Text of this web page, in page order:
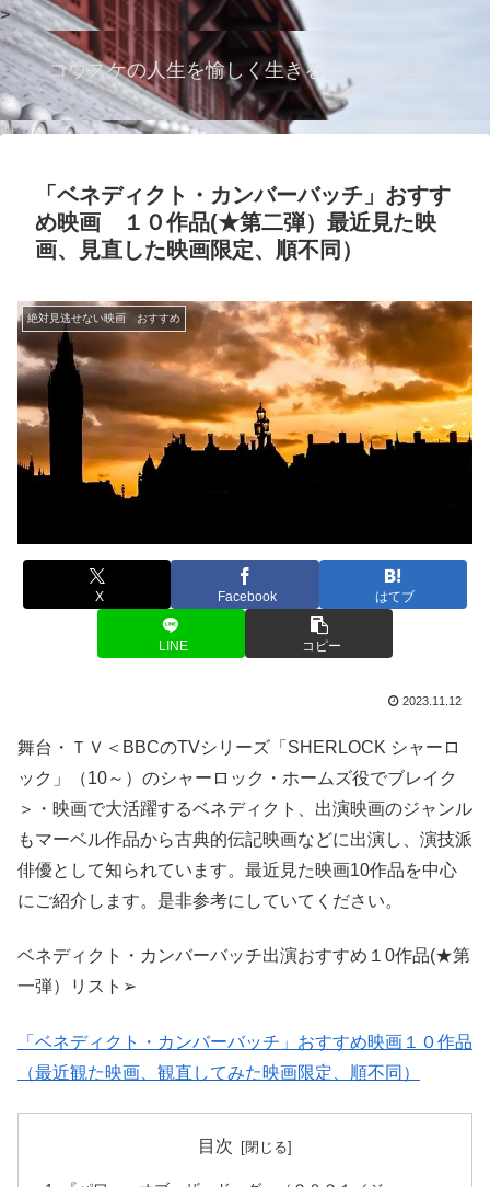
>
コウスケの人生を愉しく生きるためのブログ
「ベネディクト・カンバーバッチ」おすす
め映画 １０作品(★第二弾）最近見た映
画、見直した映画限定、順不同）
絶対見逃せない映画 おすすめ
X Facebook はてブ
LINE コピー
2023.11.12
舞台・ＴＶ＜BBCのTVシリーズ「SHERLOCK シャーロ
ック」（10～）のシャーロック・ホームズ役でブレイク
＞・映画で大活躍するベネディクト、出演映画のジャンル
もマーベル作品から古典的伝記映画などに出演し、演技派
俳優として知られています。最近見た映画10作品を中心
にご紹介します。是非参考にしていてください。
ベネディクト・カンバーバッチ出演おすすめ１0作品(★第
一弾）リスト➢
「ベネディクト・カンバーバッチ」おすすめ映画１０作品
（最近観た映画、観直してみた映画限定、順不同）
目次